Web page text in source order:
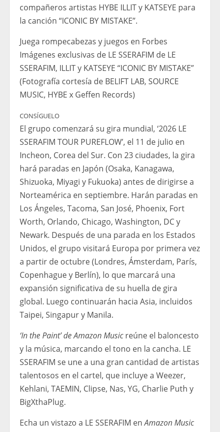
compañeros artistas HYBE ILLIT y KATSEYE para
la canción “ICONIC BY MISTAKE”.
Juega rompecabezas y juegos en Forbes
Imágenes exclusivas de LE SSERAFIM de LE
SSERAFIM, ILLIT y KATSEYE “ICONIC BY MISTAKE”
(Fotografía cortesía de BELIFT LAB, SOURCE
MUSIC, HYBE x Geffen Records)
CONSÍGUELO
El grupo comenzará su gira mundial, ‘2026 LE
SSERAFIM TOUR PUREFLOW’, el 11 de julio en
Incheon, Corea del Sur. Con 23 ciudades, la gira
hará paradas en Japón (Osaka, Kanagawa,
Shizuoka, Miyagi y Fukuoka) antes de dirigirse a
Norteamérica en septiembre. Harán paradas en
Los Ángeles, Tacoma, San José, Phoenix, Fort
Worth, Orlando, Chicago, Washington, DC y
Newark. Después de una parada en los Estados
Unidos, el grupo visitará Europa por primera vez
a partir de octubre (Londres, Ámsterdam, París,
Copenhague y Berlín), lo que marcará una
expansión significativa de su huella de gira
global. Luego continuarán hacia Asia, incluidos
Taipei, Singapur y Manila.
‘In the Paint’ de Amazon Musicreúne el baloncesto
y la música, marcando el tono en la cancha. LE
SSERAFIM se une a una gran cantidad de artistas
talentosos en el cartel, que incluye a Weezer,
Kehlani, TAEMIN, Clipse, Nas, YG, Charlie Puth y
BigXthaPlug.
Echa un vistazo a LE SSERAFIM enAmazon Music